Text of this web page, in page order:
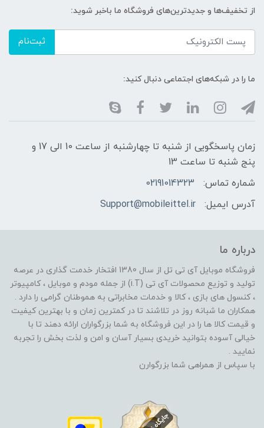
از تخفیف‌ها و جدیدترین‌های فروشگاه ما باخبر شوید:
ثبت‌نام
ما را در شبکه‌های اجتماعی دنبال کنید:
زمان پاسخگویی از شنبه تا چهارشنبه از ساعت 10 الی 17 و
پنج شنبه تا ساعت 13
شماره تماس:
02191014323
آدرس ایمیل:
Support@mobileittel.ir
درباره ما
فروشگاه موبایل آی تی تل از سال 1380 افتخار خدمت گذاری در عرصه
تولید و توزیع محصولات آی تی (i.T) از جمله مودم و موبایل ، کامپیوتر
، کنسول های بازی ، کالا و خدمات مخابراتی به هموطنان گرامی را دارد .
همکاران ما شبانه روز در تلاشند تا در کمترین زمان و با بهترین کیفیت
و قیمت کالا ها را در این فروشگاه به شما بزرگواران ارائه دهند تا با
خیالی آسوده بتوانید خریدی بسیار آسان و امن و لذت بخش را تجربه
نمایید .
با سپاس از همراهی شما بزرگوارن